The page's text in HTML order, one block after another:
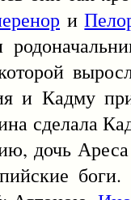
и
и Кадму
сделала
дочь